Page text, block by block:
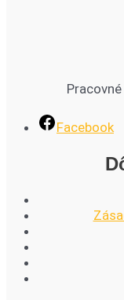
Facebook